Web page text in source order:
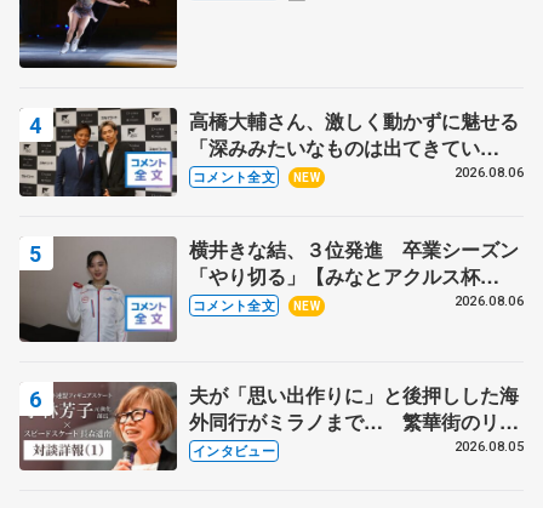
高橋大輔さん、激しく動かずに魅せる
「深みみたいなものは出てきてい
る？」 〝兄さん〟と慕うレジェンド
コメント全文 NEW 2026.08.06
横井きな結、３位発進 卒業シーズン
「やり切る」【みなとアクルス杯
SP】
コメント全文 NEW 2026.08.06
夫が「思い出作りに」と後押しした海
外同行がミラノまで… 繁華街のリン
クでは不良のお兄さんも味方に 小林
インタビュー 2026.08.05